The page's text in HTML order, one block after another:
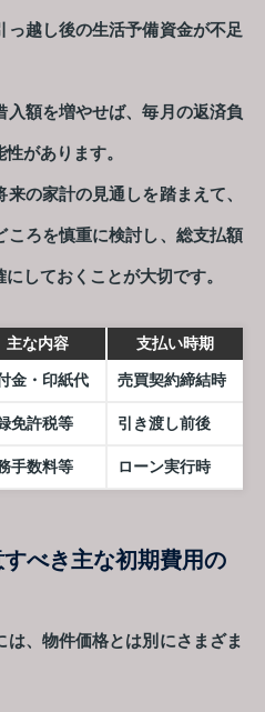
っ越し後の生活予備資金が不足
額を増やせば、毎月の返済負
があります。
の家計の見通しを踏まえて、
ころを慎重に検討し、総支払額
しておくことが大切です。
主な内容 支払い時期
金・印紙代 売買契約締結時
免許税等 引き渡し前後
手数料等 ローン実行時
べき主な初期費用の
、物件価格とは別にさまざま